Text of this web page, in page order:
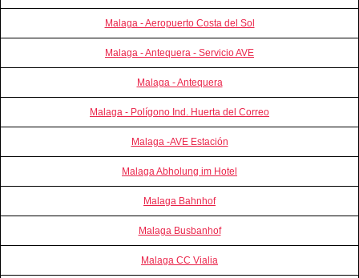
Malaga - Aeropuerto Costa del Sol
Malaga - Antequera - Servicio AVE
Malaga - Antequera
Malaga - Polígono Ind. Huerta del Correo
Malaga -AVE Estación
Malaga Abholung im Hotel
Malaga Bahnhof
Malaga Busbanhof
Malaga CC Vialia